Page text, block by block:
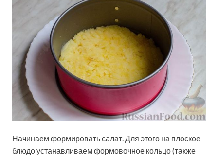
Начинаем формировать салат. Для этого на плоское
блюдо устанавливаем формовочное кольцо (также